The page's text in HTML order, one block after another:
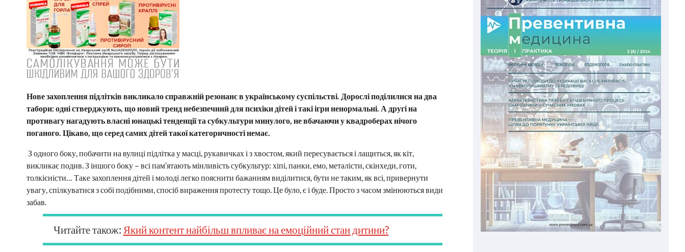
Нове захоплення підлітків викликало справжній резонанс в українському суспільстві. Дорослі поділилися на два
табори: одні стверджують, що новий тренд небезпечний для психіки дітей і такі ігри ненормальні. А другі на
противагу нагадують власні юнацькі тенденції та субкультури минулого, не вбачаючи у квадроберах нічого
поганого. Цікаво, що серед самих дітей такої категоричності немає.
З одного боку, побачити на вулиці підлітка у масці, рукавичках і з хвостом, який пересувається і лащиться, як кіт,
викликає подив. З іншого боку – всі пам’ятають мінливість субкультур: хіпі, панки, емо, металісти, скінхеди, готи,
толкієністи… Таке захоплення дітей і молоді легко пояснити бажанням виділитися, бути не таким, як всі, привернути
увагу, спілкуватися з собі подібними, спосіб вираження протесту тощо. Це було, є і буде. Просто з часом змінюються види
забав.
Читайте також: Який контент найбільш впливає на емоційний стан дитини?